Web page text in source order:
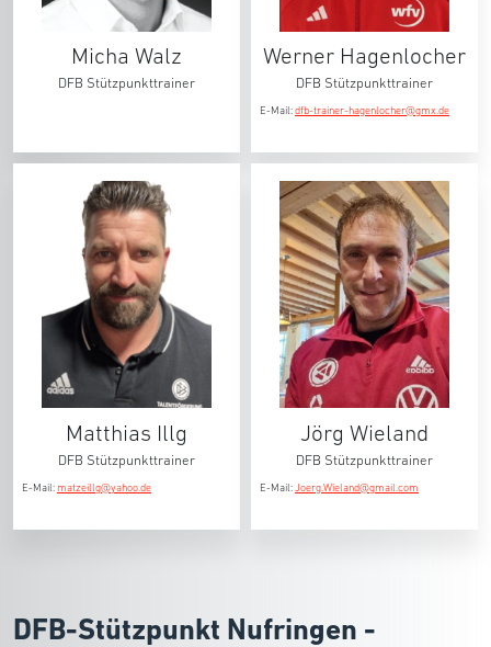
Micha Walz
DFB Stützpunkttrainer
Werner Hagenlocher
DFB Stützpunkttrainer
E-Mail:dfb-trainer-hagenlocher@gmx.de
Matthias Illg
DFB Stützpunkttrainer
E-Mail: matzeillg@yahoo.de
Jörg Wieland
DFB Stützpunkttrainer
E-Mail: Joerg.Wieland@gmail.com
DFB-Stützpunkt Nufringen -